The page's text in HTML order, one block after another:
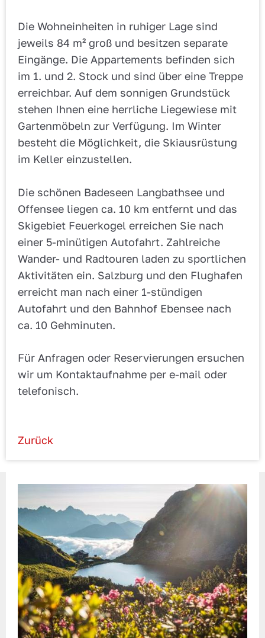
Die Wohneinheiten in ruhiger Lage sind
jeweils 84 m² groß und besitzen separate
Eingänge. Die Appartements befinden sich
im 1. und 2. Stock und sind über eine Treppe
erreichbar. Auf dem sonnigen Grundstück
stehen Ihnen eine herrliche Liegewiese mit
Gartenmöbeln zur Verfügung. Im Winter
besteht die Möglichkeit, die Skiausrüstung
im Keller einzustellen.
Die schönen Badeseen Langbathsee und
Offensee liegen ca. 10 km entfernt und das
Skigebiet Feuerkogel erreichen Sie nach
einer 5-minütigen Autofahrt. Zahlreiche
Wander- und Radtouren laden zu sportlichen
Aktivitäten ein. Salzburg und den Flughafen
erreicht man nach einer 1-stündigen
Autofahrt und den Bahnhof Ebensee nach
ca. 10 Gehminuten.
Für Anfragen oder Reservierungen ersuchen
wir um Kontaktaufnahme per e-mail oder
telefonisch.
Zurück